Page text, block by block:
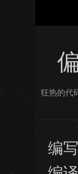
狂热的代
编